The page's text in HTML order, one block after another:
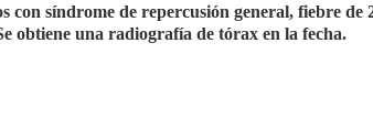
con síndrome de repercusión general, fiebre de
obtiene una radiografía de tórax en la fecha.